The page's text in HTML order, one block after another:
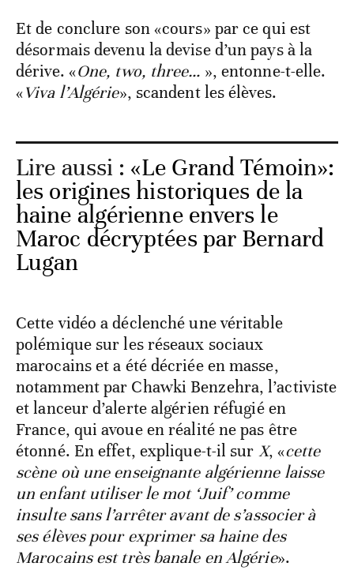
Et de conclure son «cours» par ce qui est
désormais devenu la devise d’un pays à la
dérive. «One, two, three… », entonne-t-elle.
«Viva l’Algérie», scandent les élèves.
Lire aussi : «Le Grand Témoin»:
les origines historiques de la
haine algérienne envers le
Maroc décryptées par Bernard
Lugan
Cette vidéo a déclenché une véritable
polémique sur les réseaux sociaux
marocains et a été décriée en masse,
notamment par Chawki Benzehra, l’activiste
et lanceur d’alerte algérien réfugié en
France, qui avoue en réalité ne pas être
étonné. En effet, explique-t-il sur X, «cette
scène où une enseignante algérienne laisse
un enfant utiliser le mot ‘Juif’ comme
insulte sans l’arrêter avant de s’associer à
ses élèves pour exprimer sa haine des
Marocains est très banale en Algérie».